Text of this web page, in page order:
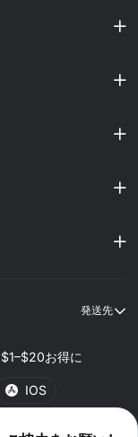
発送先
お得に
IOS